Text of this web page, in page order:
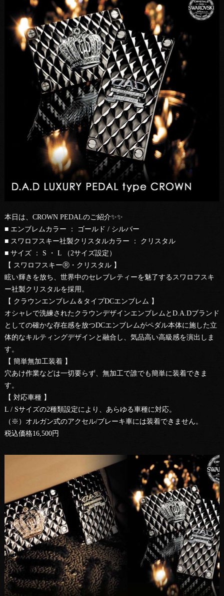
本日は、CROWN PEDALのご紹介✨✨
■ エンブレムカラー ： ゴールド / シルバー
■ スワロフスキー社製クリスタルカラー ： クリスタル
■ サイズ ： S ・ L （2サイズ設定）
【 スワロフスキーⓇ・クリスタル 】
眩い輝きを放ち、世界中のセレブレティーを魅了するスワロフスキ
ー社製クリスタルを採用。
【 クラウンエンブレム＆タイプDCエンブレム 】
オシャレで洗練されたクラウンデザインエンブレムとD.A.Dブランド
としての確かな存在感を放つDCエンブレムがペダル本体に施した立
体的なキルティングデザインと融合し、気品高い高級感を演出しま
す。
【 簡単無加工装着 】
穴あけ作業などは一切要らず、無加工で誰でも簡単に装着できま
す。
【 対応車種 】
L / Sサイズの2種類設定により、あらゆる車種に対応。
（※）オルガン式のアクセル/ブレーキ車には装着できません。
税込価格16,500円